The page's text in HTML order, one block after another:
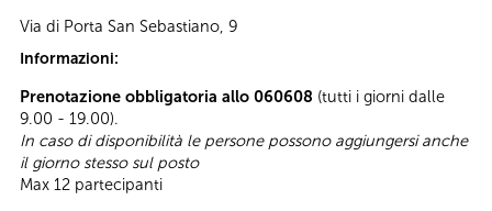
Via di Porta San Sebastiano, 9
Informazioni:
Prenotazione obbligatoria allo 060608 (tutti i giorni dalle
9.00 - 19.00).
In caso di disponibilità le persone possono aggiungersi anche
il giorno stesso sul posto
Max 12 partecipanti